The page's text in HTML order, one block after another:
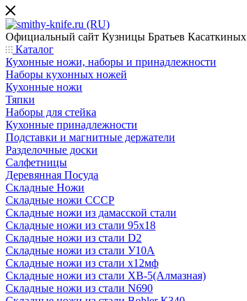
Официальный сайт Кузницы Братьев Касаткиных
Каталог
Кухонные ножи, наборы и принадлежности
Наборы кухонных ножей
Кухонные ножи
Тяпки
Наборы для стейка
Кухонные принадлежности
Подставки и магнитные держатели
Разделочные доски
Салфетницы
Деревянная Посуда
Складные Ножи
Cкладные ножи СССР
Складные ножи из дамасской стали
Складные ножи из стали 95х18
Складные ножи из стали D2
Складные ножи из стали У10А
Складные ножи из стали х12мф
Складные ножи из стали ХВ-5(Алмазная)
Складные ножи из стали N690